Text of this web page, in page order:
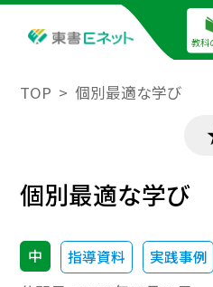
教科
TOP 個別最適な学び
個別最適な学び
中 指導資料 実践事例